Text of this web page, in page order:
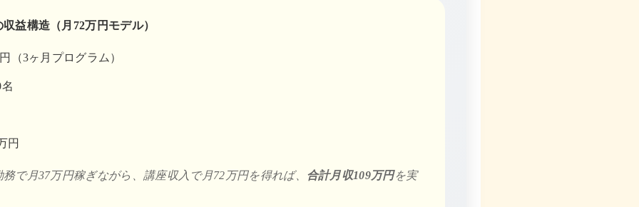
益構造（月72万円モデル）
（3ヶ月プログラム）
円
で月37万円稼ぎながら、講座収入で月72万円を得れば、 合計月収109万円を実